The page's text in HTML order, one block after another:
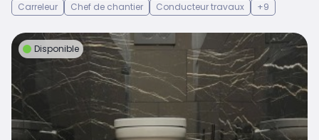
Carreleur
Chef de chantier Conducteur travaux +9
Disponible